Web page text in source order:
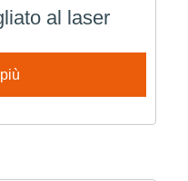
al laser